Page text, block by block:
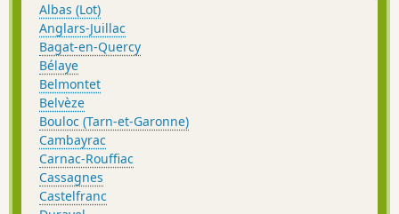
Albas (Lot)
Anglars-Juillac
Bagat-en-Quercy
Bélaye
Belmontet
Belvèze
Bouloc (Tarn-et-Garonne)
Cambayrac
Carnac-Rouffiac
Cassagnes
Castelfranc